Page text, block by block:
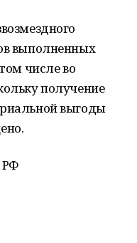
выполненных
числе во
получение
выгоды
РФ